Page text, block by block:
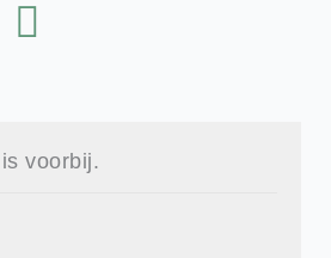
voorbij.